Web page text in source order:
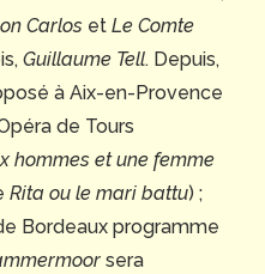
Carlos et Le Comte
Guillaume Tell. Depuis,
à Aix-en-Provence
de Tours
hommes et une femme
Rita ou le mari battu) ;
Bordeaux programme
sera